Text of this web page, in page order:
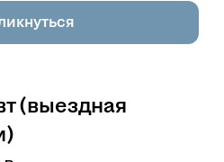
(выездная